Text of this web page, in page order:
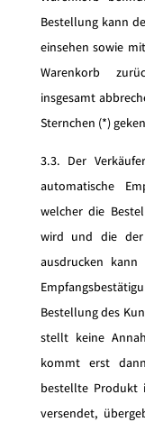
Bestellung kann
einsehen sowie
Warenkorb
insgesamt
Sternchen (*)
3.3. Der
automatische
welcher die
wird und die der
ausdrucken kann
Bestellung des
stellt keine
kommt erst
bestellte Produkt
versendet,